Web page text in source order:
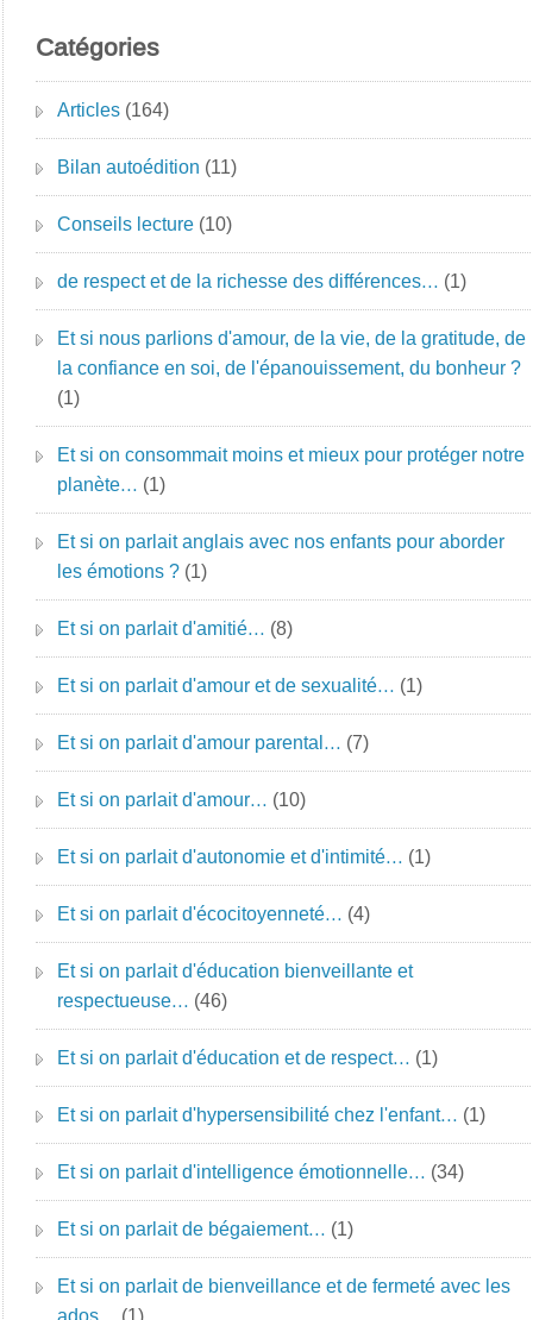
Catégories
Articles (164)
Bilan autoédition (11)
Conseils lecture (10)
de respect et de la richesse des différences… (1)
Et si nous parlions d'amour, de la vie, de la gratitude, de
la confiance en soi, de l'épanouissement, du bonheur ?
(1)
Et si on consommait moins et mieux pour protéger notre
planète… (1)
Et si on parlait anglais avec nos enfants pour aborder
les émotions ? (1)
Et si on parlait d'amitié… (8)
Et si on parlait d'amour et de sexualité… (1)
Et si on parlait d'amour parental… (7)
Et si on parlait d'amour… (10)
Et si on parlait d'autonomie et d'intimité… (1)
Et si on parlait d'écocitoyenneté… (4)
Et si on parlait d'éducation bienveillante et
respectueuse… (46)
Et si on parlait d'éducation et de respect… (1)
Et si on parlait d'hypersensibilité chez l'enfant… (1)
Et si on parlait d'intelligence émotionnelle… (34)
Et si on parlait de bégaiement… (1)
Et si on parlait de bienveillance et de fermeté avec les
ados…
(1)